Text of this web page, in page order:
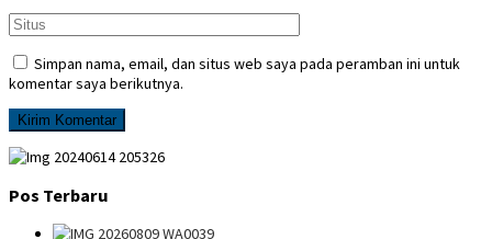
Simpan nama, email, dan situs web saya pada peramban ini untuk
komentar saya berikutnya.
Pos Terbaru